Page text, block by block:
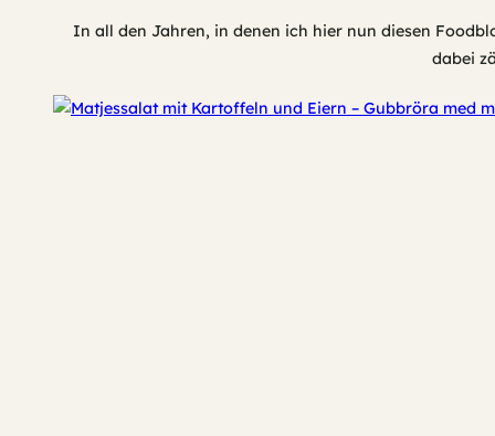
In all den Jahren, in denen ich hier nun diesen
dabei